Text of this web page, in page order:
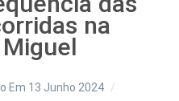
na
Em 13 Junho 2024